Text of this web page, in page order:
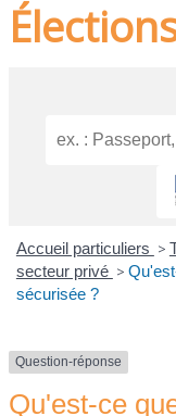
Accueil particuliers >
secteur privé >
sécurisée ?
Question-réponse
Qu'est-ce